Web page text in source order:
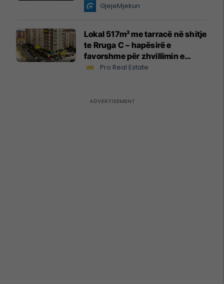
GjejeMjekun
Lokal 517m² me tarracë në shitje
te Rruga C – hapësirë e
favorshme për zhvillimin e
biznesit #15796
Pro Real Estate